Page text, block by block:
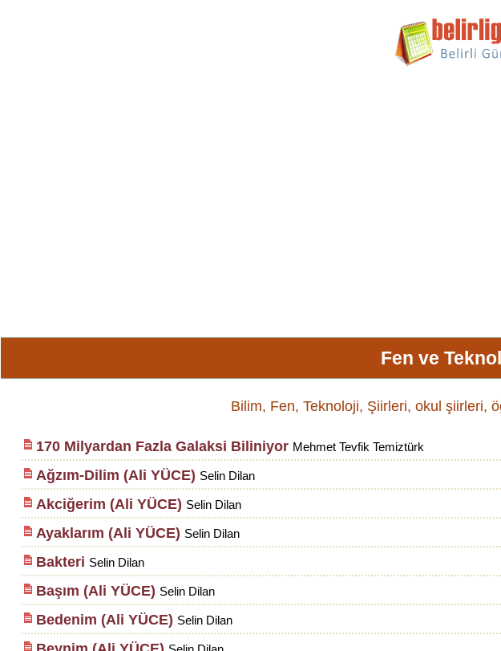
Fen ve
Bilim, Fen, Teknoloji, Şiirleri, okul şiirleri,
170 Milyardan Fazla Galaksi Biliniyor Mehmet Tevfik Temiztürk
Ağzım-Dilim (Ali YÜCE) Selin Dilan
Akciğerim (Ali YÜCE) Selin Dilan
Ayaklarım (Ali YÜCE) Selin Dilan
Bakteri Selin Dilan
Başım (Ali YÜCE) Selin Dilan
Bedenim (Ali YÜCE) Selin Dilan